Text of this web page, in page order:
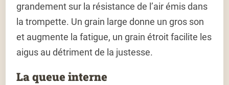
grandement sur la résistance de l’air émis dans
la trompette. Un grain large donne un gros son
et augmente la fatigue, un grain étroit facilite les
aigus au détriment de la justesse.
La queue interne